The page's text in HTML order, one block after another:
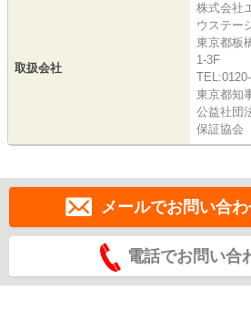
取扱会社
株式会社
ウステー
東京都板
1-3F
東京都知
公益社団
保証協会
メールでお問い合
電話でお問い合